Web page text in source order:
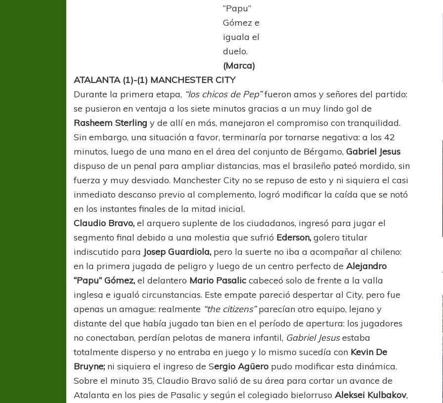
“Papu”
Gómez e
iguala el
duelo.
(Marca)
ATALANTA (1)-(1) MANCHESTER CITY
Durante la primera etapa, “los chicos de Pep”fueron amos y señores del partido:
se pusieron en ventaja a los siete minutos gracias a un muy lindo gol de
Rasheem Sterlingy de allí en más, manejaron el compromiso con tranquilidad.
Sin embargo, una situación a favor, terminaría por tornarse negativa: a los 42
minutos, luego de una mano en el área del conjunto de Bérgamo,Gabriel Jesus
dispuso de un penal para ampliar distancias, mas el brasileño pateó mordido, sin
fuerza y muy desviado. Manchester City no se repuso de esto y ni siquiera el casi
inmediato descanso previo al complemento, logró modificar la caída que se notó
en los instantes finales de la mitad inicial.
Claudio Bravo,el arquero suplente de los ciudadanos, ingresó para jugar el
segmento final debido a una molestia que sufrió Ederson,golero titular
indiscutido para Josep Guardiola, pero la suerte no iba a acompañar al chileno:
en la primera jugada de peligro y luego de un centro perfecto deAlejandro
“Papu” Gómez,el delantero Mario Pasaliccabeceó solo de frente a la valla
inglesa e igualó circunstancias. Este empate pareció despertar al City, pero fue
apenas un amague: realmente “the citizens”parecían otro equipo, lejano y
distante del que había jugado tan bien en el período de apertura: los jugadores
no conectaban, perdían pelotas de manera infantil, Gabriel Jesusestaba
totalmente disperso y no entraba en juego y lo mismo sucedía con Kevin De
Bruyne; ni siquiera el ingreso de Sergio Agüero pudo modificar esta dinámica.
Sobre el minuto 35, Claudio Bravo salió de su área para cortar un avance de
Atalanta en los pies de Pasalic y según el colegiado bielorrusoAleksei Kulbakov,